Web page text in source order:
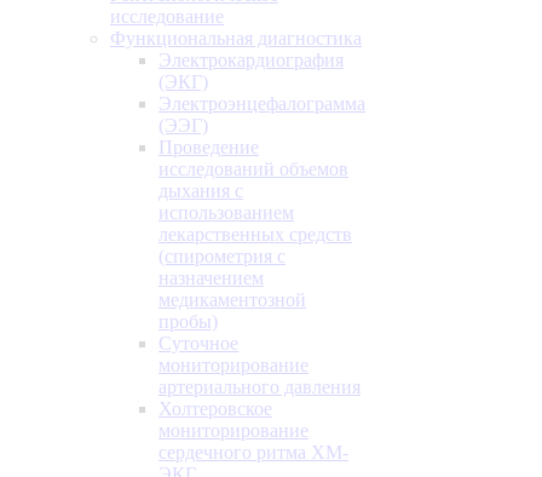
исследование
Функциональная диагностика
Электрокардиография
(ЭКГ)
Электроэнцефалограмма
(ЭЭГ)
Проведение
исследований объемов
дыхания с
использованием
лекарственных средств
(спирометрия с
назначением
медикаментозной
пробы)
Суточное
мониторирование
артериального давления
Холтеровское
мониторирование
сердечного ритма ХМ-